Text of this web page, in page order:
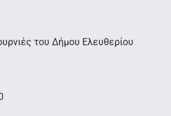
του Δήμου Ελευθερίου